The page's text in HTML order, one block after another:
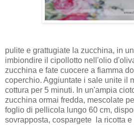
pulite e grattugiate la zucchina, in
imbiondire il cipollotto nell'olio
zucchina e fate cuocere a fiamma
coperchio. Aggiuntate i sale unite il
cottura per 5 minuti. In un'ampia
zucchina ormai fredda, mescolate
foglio di pellicola lungo 60 cm,
sovrapposta, cospargete la ricotta